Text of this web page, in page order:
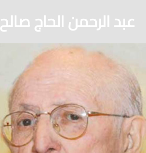
عبد الرحمن الحاج صالح